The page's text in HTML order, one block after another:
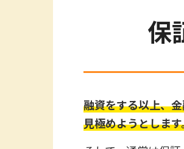
保
融資をする以上、
見極めようとします